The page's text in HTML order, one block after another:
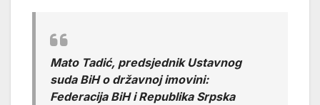
Mato Tadić, predsjednik Ustavnog
suda BiH o državnoj imovini:
Federacija BiH i Republika Srpska